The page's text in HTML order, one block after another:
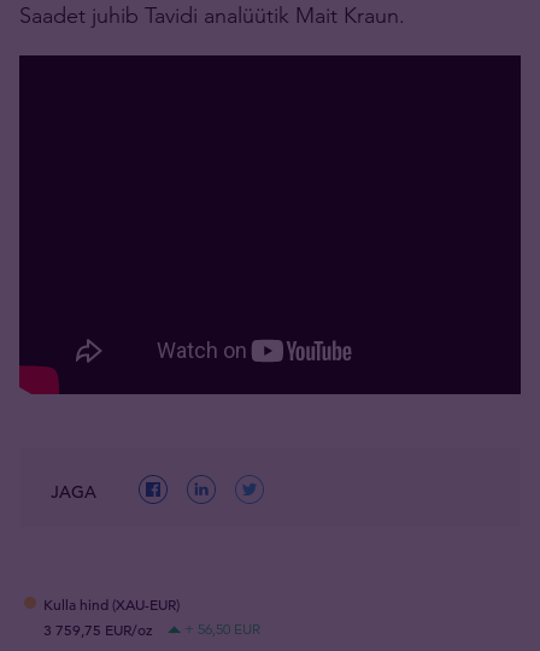
Saadet juhib Tavidi analüütik Mait Kraun.
JAGA
Kulla hind (XAU-EUR)
3 759,75 EUR/oz
+ 56,50 EUR